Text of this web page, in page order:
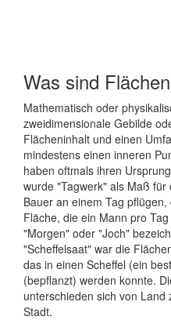
Was sind
Mathematisch oder
zweidimensionale Gebilde
Flächeninhalt und einen
mindestens einen inneren
haben oftmals ihren
wurde "Tagwerk" als Maß
Bauer an einem Tag
Fläche, die ein Mann pro
"Morgen" oder "Joch"
"Scheffelsaat" war die
das in einen Scheffel (ein
(bepflanzt) werden konnte.
unterschieden sich von
Stadt.